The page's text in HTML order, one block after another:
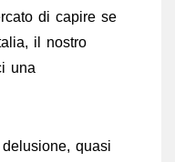
di capire se
il nostro
una
quasi